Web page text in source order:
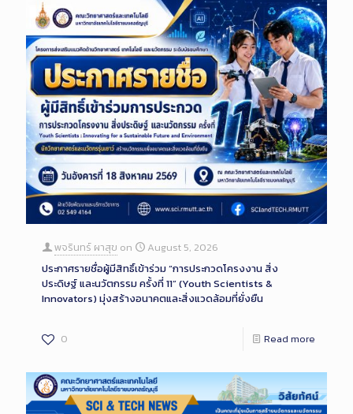
พจรินทร์ ผาสุข on
August 5, 2026
ประกาศรายชื่อผู้มีสิทธิ์เข้าร่วม “การประกวดโครงงาน สิ่ง
ประดิษฐ์ และนวัตกรรม ครั้งที่ 11” (Youth Scientists &
Innovators) มุ่งสร้างอนาคตและสิ่งแวดล้อมที่ยั่งยืน
0 Read more